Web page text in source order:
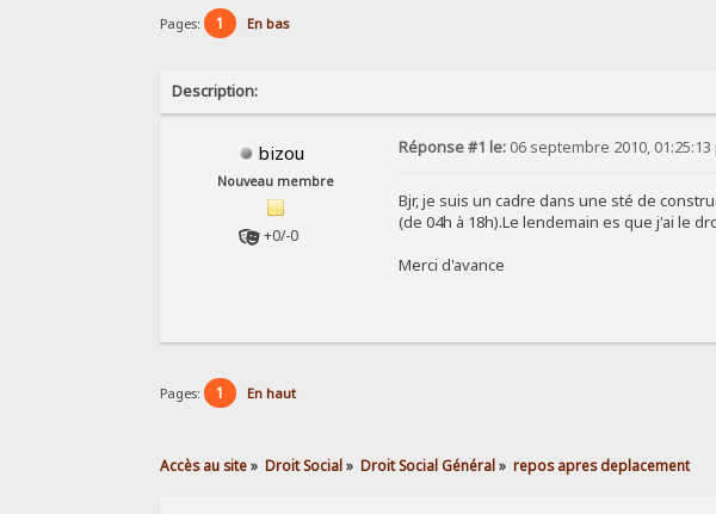
Pages: 1 En bas
Description:
bizou
Nouveau membre
+0/-0
Réponse #1 le: 06 septembre 2010, 01:25:13
Bjr, je suis un cadre dans une sté de
(de 04h à 18h).Le lendemain es que j'ai le
Merci d'avance
Pages: 1 En haut
Accès au site» Droit Social» Droit Social Général» repos apres deplacement